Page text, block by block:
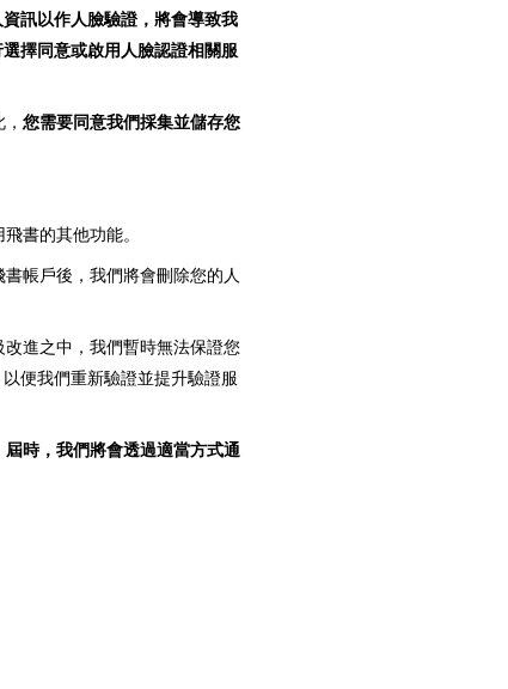
訊以作人臉驗證，將會導致我
擇同意或啟用人臉認證相關服
您需要同意我們採集並儲存您
書的其他功能。
帳戶後，我們將會刪除您的人
進之中，我們暫時無法保證您
便我們重新驗證並提升驗證服
時，我們將會透過適當方式通